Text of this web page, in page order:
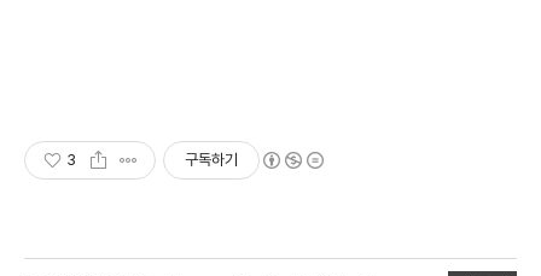
3 구독하기